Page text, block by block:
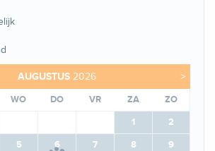
>
AUGUSTUS 2026
WO DO VR ZA
ZO
1
2
5 6 7 8
9